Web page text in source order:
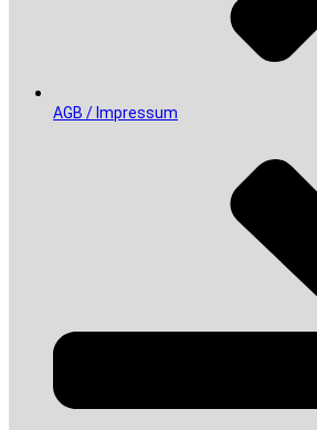
AGB / Impressum